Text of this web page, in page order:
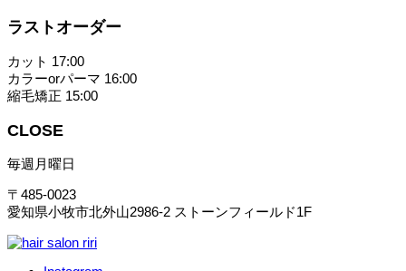
ラストオーダー
カット 17:00
カラーorパーマ 16:00
縮毛矯正 15:00
CLOSE
毎週月曜日
〒485-0023
愛知県小牧市北外山2986-2 ストーンフィールド1F